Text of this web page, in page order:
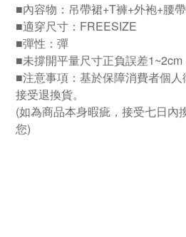
■內容物：吊帶裙+T褲+外袍+腰帶
■適穿尺寸：FREESIZE
■彈性：彈
■未撐開平量尺寸正負誤差
■注意事項：基於保障消費者個
接受退換貨。
(如為商品本身暇疵，接受七日內
您)